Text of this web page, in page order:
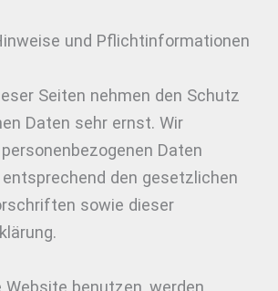
und Pflicht­informationen
Seiten nehmen den Schutz
Daten sehr ernst. Wir
Daten
den gesetzlichen
sowie dieser
Website benutzen, werden